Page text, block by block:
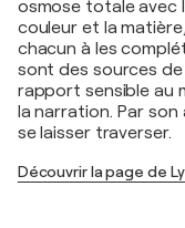
osmose totale avec
couleur et la
chacun à les
sont des sources de
rapport sensible au
la narration. Par
se laisser traverser.
Découvrir la page de